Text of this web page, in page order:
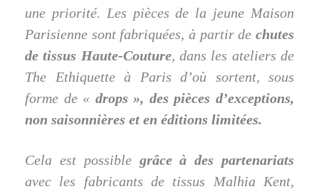
une priorité. Les pièces de la jeune Maison
Parisienne sont fabriquées, à partir de chutes
de tissus Haute-Couture, dans les ateliers de
The Ethiquette à Paris d’où sortent, sous
forme de « drops », des pièces d’exceptions,
non saisonnières et en éditions limitées.
Cela est possible grâce à des partenariats
avec les fabricants de tissus Malhia Kent,